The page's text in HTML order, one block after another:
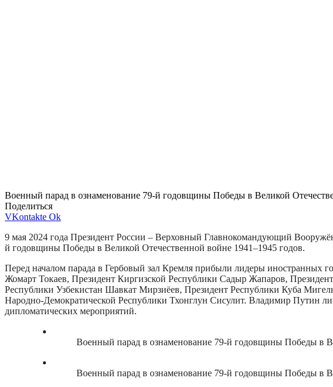
Военный парад в ознаменование 79-й годовщины Победы в Великой
Поделиться
VKontakte Ok
9 мая 2024 года Президент России – Верховный Главнокомандующий
й годовщины Победы в Великой Отечественной войне 1941–1945 годов.
Перед началом парада в Гербовый зал Кремля прибыли лидеры иностранных
Жомарт Токаев, Президент Киргизской Республики Садыр Жапаров,
Республики Узбекистан Шавкат Мирзиёев, Президент Республики Куба
Народно-Демократической Республики Тхонглун Сисулит. Владимир Путин
дипломатических мероприятий.
Военный парад в ознаменование 79-й годовщины Победы в
Военный парад в ознаменование 79-й годовщины Победы в